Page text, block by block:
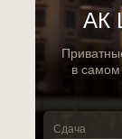
Сдача
в самом
АК